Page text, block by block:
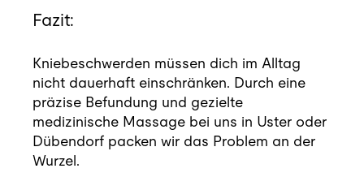
Fazit:
Kniebeschwerden müssen dich im Alltag
nicht dauerhaft einschränken. Durch eine
präzise Befundung und gezielte
medizinische Massage bei uns in Uster oder
Dübendorf packen wir das Problem an der
Wurzel.